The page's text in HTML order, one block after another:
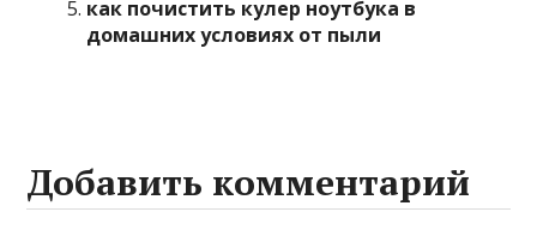
как почистить кулер ноутбука в
домашних условиях от пыли
Добавить комментарий